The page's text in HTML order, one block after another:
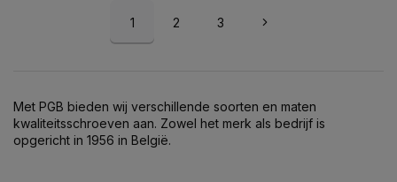
1 2 3
Met PGB bieden wij verschillende soorten en maten
kwaliteitsschroeven aan. Zowel het merk als bedrijf is
opgericht in 1956 in België.